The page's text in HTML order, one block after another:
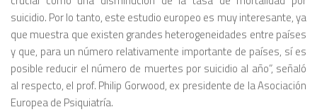
suicidio. Por lo tanto, este estudio europeo es muy interesante, ya
que muestra que existen grandes heterogeneidades entre países
y que, para un número relativamente importante de países, sí es
posible reducir el número de muertes por suicidio al año”, señaló
al respecto, el prof. Philip Gorwood, ex presidente de la Asociación
Europea de Psiquiatría.